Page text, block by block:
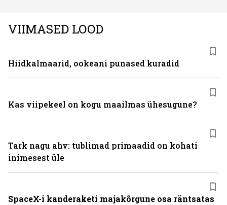
VIIMASED LOOD
Hiidkalmaarid, ookeani punased kuradid
Kas viipekeel on kogu maailmas ühesugune?
Tark nagu ahv: tublimad primaadid on kohati
inimesest üle
SpaceX-i kanderaketi majakõrgune osa räntsatas